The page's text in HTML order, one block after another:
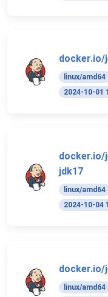
docker.io/
linux/amd64
2024-10-01
docker.io/
jdk17
linux/amd64
2024-10-04
docker.io/
linux/amd64